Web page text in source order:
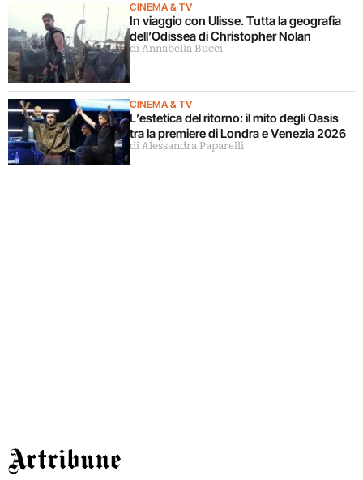
CINEMA & TV
In viaggio con Ulisse. Tutta la geografia
dell’Odissea di Christopher Nolan
di Annabella Bucci
CINEMA & TV
L’estetica del ritorno: il mito degli Oasis
tra la premiere di Londra e Venezia 2026
di Alessandra Paparelli
Artribune